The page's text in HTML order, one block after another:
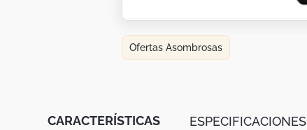
Ofertas Asombrosas
CARACTERÍSTICAS ESPECIFICACIONES